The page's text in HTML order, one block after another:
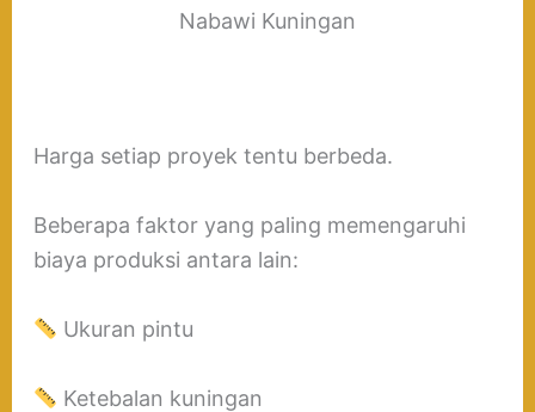
Nabawi Kuningan
Harga setiap proyek tentu berbeda.
Beberapa faktor yang paling memengaruhi
biaya produksi antara lain:
Ukuran pintu
Ketebalan kuningan